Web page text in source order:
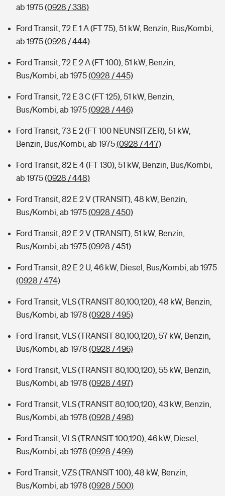
ab 1975(0928 / 338)
Ford Transit, 72 E 1 A (FT 75), 51 kW, Benzin, Bus/Kombi,
ab 1975(0928 / 444)
Ford Transit, 72 E 2 A (FT 100), 51 kW, Benzin,
Bus/Kombi, ab 1975(0928 / 445)
Ford Transit, 72 E 3 C (FT 125), 51 kW, Benzin,
Bus/Kombi, ab 1975(0928 / 446)
Ford Transit, 73 E 2 (FT 100 NEUNSITZER), 51 kW,
Benzin, Bus/Kombi, ab 1975(0928 / 447)
Ford Transit, 82 E 4 (FT 130), 51 kW, Benzin, Bus/Kombi,
ab 1975(0928 / 448)
Ford Transit, 82 E 2 V (TRANSIT), 48 kW, Benzin,
Bus/Kombi, ab 1975(0928 / 450)
Ford Transit, 82 E 2 V (TRANSIT), 51 kW, Benzin,
Bus/Kombi, ab 1975(0928 / 451)
Ford Transit, 82 E 2 U, 46 kW, Diesel, Bus/Kombi, ab 1975
(0928 / 474)
Ford Transit, VLS (TRANSIT 80,100,120), 48 kW, Benzin,
Bus/Kombi, ab 1978 (0928 / 495)
Ford Transit, VLS (TRANSIT 80,100,120), 57 kW, Benzin,
Bus/Kombi, ab 1978 (0928 / 496)
Ford Transit, VLS (TRANSIT 80,100,120), 55 kW, Benzin,
Bus/Kombi, ab 1978 (0928 / 497)
Ford Transit, VLS (TRANSIT 80,100,120), 43 kW, Benzin,
Bus/Kombi, ab 1978 (0928 / 498)
Ford Transit, VLS (TRANSIT 100,120), 46 kW, Diesel,
Bus/Kombi, ab 1978 (0928 / 499)
Ford Transit, VZS (TRANSIT 100), 48 kW, Benzin,
Bus/Kombi, ab 1978 (0928 / 500)